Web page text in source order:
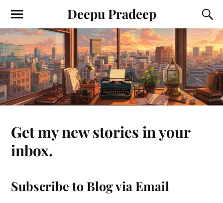
Deepu Pradeep
Get my new stories in your
inbox.
Subscribe to Blog via Email